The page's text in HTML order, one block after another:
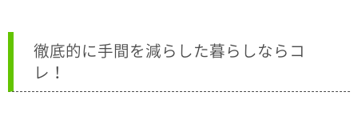
徹底的に手間を減らした暮らしならコ
レ！